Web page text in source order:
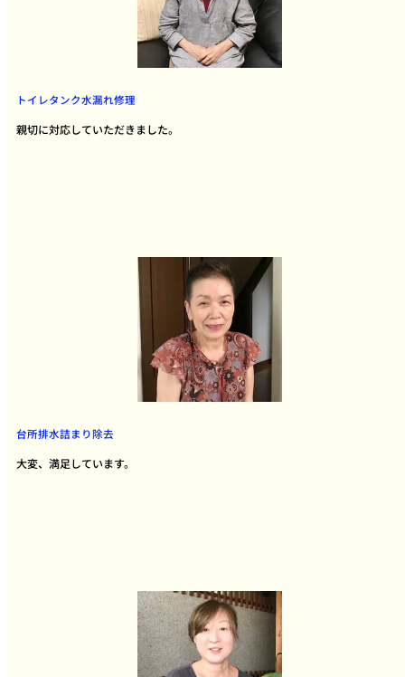
トイレタンク水漏れ修理
親切に対応していただきました。
台所排水詰まり除去
大変、満足しています。